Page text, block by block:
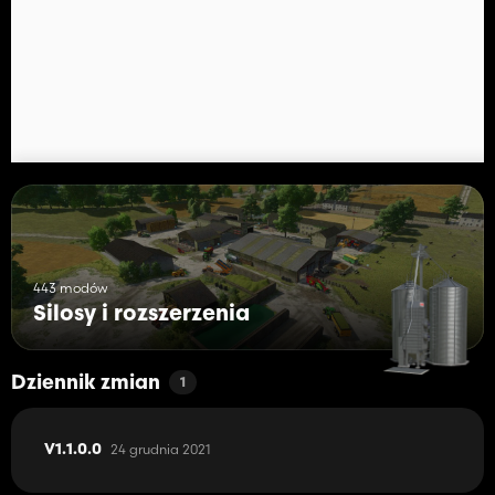
443 modów
Silosy i rozszerzenia
Dziennik zmian 1
V1.1.0.0 24 grudnia 2021